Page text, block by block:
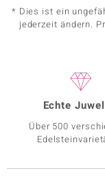
* Dies ist ein
jederzeit ändern.
Echte
Über 500